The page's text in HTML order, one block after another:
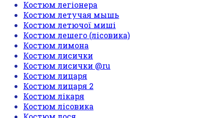
Костюм легіонера
Костюм летучая мышь
Костюм летючої миші
Костюм лешего (лісовика)
Костюм лимона
Костюм лисички
Костюм лисички @ru
Костюм лицаря
Костюм лицаря 2
Костюм лікаря
Костюм лісовика